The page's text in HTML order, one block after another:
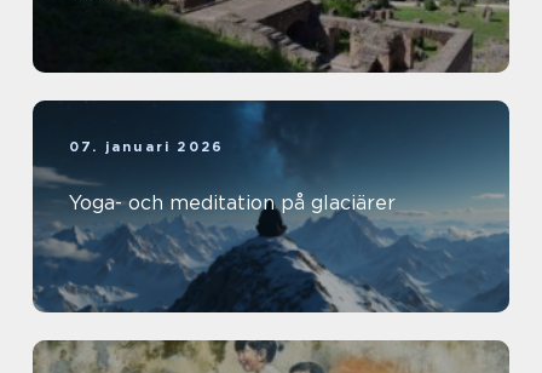
07. januari 2026
Yoga- och meditation på glaciärer